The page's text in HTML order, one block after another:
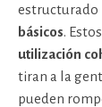
estructurado
básicos.
utilización
tiran a la
pueden